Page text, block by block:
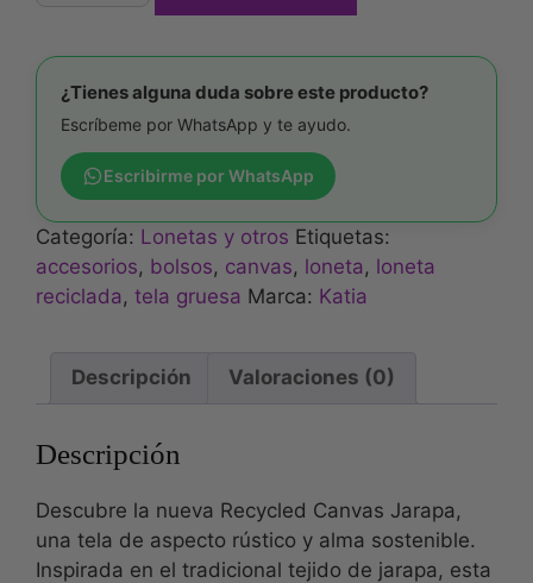
¿Tienes alguna duda sobre este producto?
Escríbeme por WhatsApp y te ayudo.
Escribirme por WhatsApp
Categoría: Lonetas y otros Etiquetas:
accesorios, bolsos, canvas, loneta, loneta
reciclada, tela gruesa Marca: Katia
Descripción Valoraciones (0)
Descripción
Descubre la nueva Recycled Canvas Jarapa,
una tela de aspecto rústico y alma sostenible.
Inspirada en el tradicional tejido de jarapa, esta